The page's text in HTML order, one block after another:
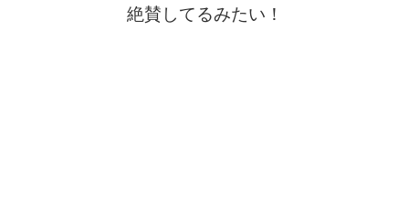
絶賛してるみたい！